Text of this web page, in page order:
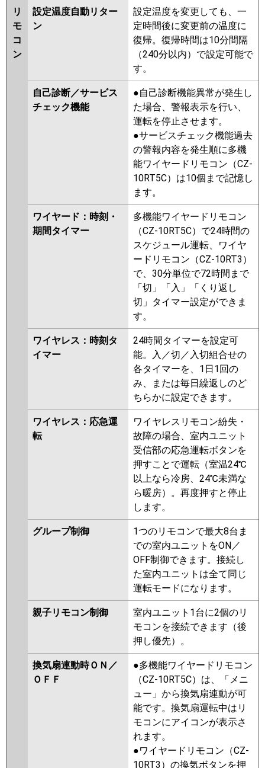
リ
モ
コ
ン
設定温度自動リター
ン
設定温度を変更しても、一
定時間後に変更前の温度に
復帰。復帰時間は10分間隔
（240分以内）で設定可能で
す。
自己診断／サービス
チェック機能
●自己診断機能異常が発生し
た場合、警報表示を行い、
運転を停止させます。
●サービスチェック機能過去
の警報内容を発生順に多機
能ワイヤードリモコン（CZ-
10RT5C）は10個まで記憶し
ます。
ワイヤード：時刻・
期間タイマー
多機能ワイヤードリモコン
（CZ-10RT5C）で24時間の
スケジュール運転、ワイヤ
ードリモコン（CZ-10RT3）
で、30分単位で72時間まで
「切」「入」「くり返し
切」タイマー設定ができま
す。
ワイヤレス：時刻タ
イマー
24時間タイマーを設定可
能。入／切／入切組合せの
各タイマーを、1日1回の
み、または毎日繰返しのど
ちらかに設定できます。
ワイヤレス：応急運
転
ワイヤレスリモコン紛失・
故障の場合、室内ユニット
受信部の応急運転ボタンを
押すことで運転（室温24℃
以上なら冷房、24℃未満な
ら暖房）。再度押すと停止
します。
グループ制御
1つのリモコンで最大8台ま
での室内ユニットをON／
OFF制御できます。接続し
た室内ユニットは全て同じ
運転モードになります。
親子リモコン制御
室内ユニット1台に2個のリ
モコンを接続できます（後
押し優先）。
換気扇連動時ＯＮ／
ＯＦＦ
●多機能ワイヤードリモコン
（CZ-10RT5C）は、「メニ
ュー」から換気扇連動が可
能です。換気扇運転中はリ
モコンにアイコンが表示さ
れます。
●ワイヤードリモコン（CZ-
10RT3）の換気ボタンを押